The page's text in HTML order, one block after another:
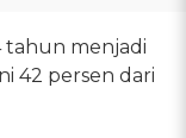
tahun menjadi
42 persen dari